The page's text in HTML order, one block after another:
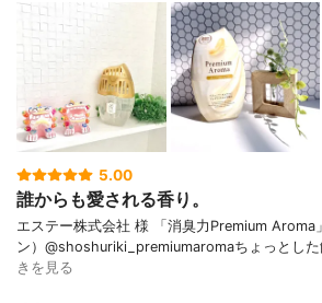
5.00
誰からも愛される香り。
エステー株式会社 様 「消臭力Premium Aroma
ン）@shoshuriki_premiumaromaちょっとし
きを見る